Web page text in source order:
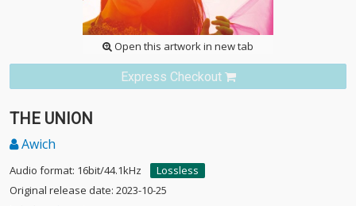
Open this artwork in new tab
Express Checkout
THE UNION
Awich
Audio format: 16bit/44.1kHz
Lossless
Original release date: 2023-10-25